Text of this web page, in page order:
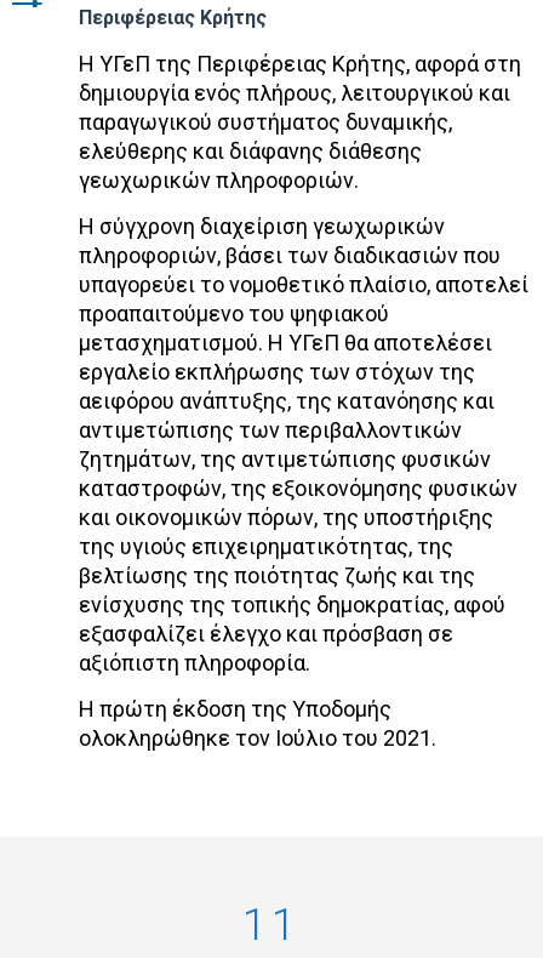
Περιφέρειας Κρήτης
Η ΥΓεΠ της Περιφέρειας Κρήτης, αφορά στη
δημιουργία ενός πλήρους, λειτουργικού και
παραγωγικού συστήματος δυναμικής,
ελεύθερης και διάφανης διάθεσης
γεωχωρικών πληροφοριών.
Η σύγχρονη διαχείριση γεωχωρικών
πληροφοριών, βάσει των διαδικασιών που
υπαγορεύει το νομοθετικό πλαίσιο, αποτελεί
προαπαιτούμενο του ψηφιακού
μετασχηματισμού. Η ΥΓεΠ θα αποτελέσει
εργαλείο εκπλήρωσης των στόχων της
αειφόρου ανάπτυξης, της κατανόησης και
αντιμετώπισης των περιβαλλοντικών
ζητημάτων, της αντιμετώπισης φυσικών
καταστροφών, της εξοικονόμησης φυσικών
και οικονομικών πόρων, της υποστήριξης
της υγιούς επιχειρηματικότητας, της
βελτίωσης της ποιότητας ζωής και της
ενίσχυσης της τοπικής δημοκρατίας, αφού
εξασφαλίζει έλεγχο και πρόσβαση σε
αξιόπιστη πληροφορία.
Η πρώτη έκδοση της Υποδομής
ολοκληρώθηκε τον Ιούλιο του 2021.
11